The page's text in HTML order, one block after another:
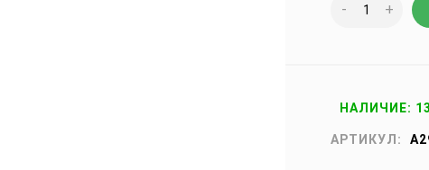
- +
НАЛИЧИЕ:
АРТИКУЛ: